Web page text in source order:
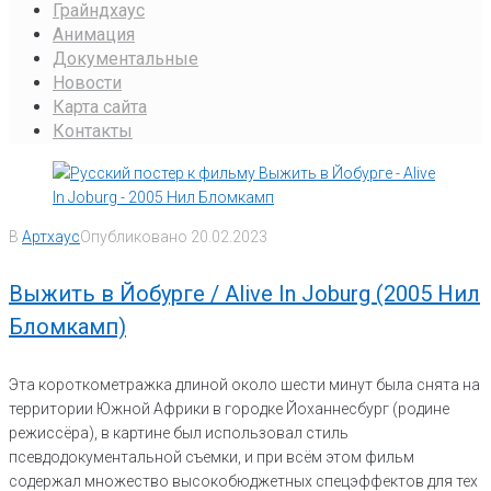
Грайндхаус
Анимация
Документальные
Новости
Карта сайта
Контакты
В АртхаусОпубликовано 20.02.2023
Выжить в Йобурге / Alive In Joburg (2005 Нил
Бломкамп)
Эта короткометражка длиной около шести минут была снята на
территории Южной Африки в городке Йоханнесбург (родине
режиссёра), в картине был использовал стиль
псевдодокументальной съемки, и при всём этом фильм
содержал множество высокобюджетных спецэффектов для тех